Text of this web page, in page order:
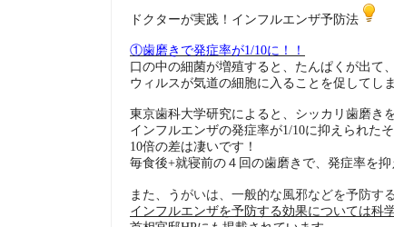
ドクターが実践！インフルエンザ予防法
①歯磨きで発症率が1/10に！！
口の中の細菌が増殖すると、たんぱくが出て、
ウィルスが気道の細胞に入ることを促してし
東京歯科大学研究によると、シッカリ歯磨き
インフルエンザの発症率が1/10に抑えられたそ
10倍の差は凄いです！
毎食後+就寝前の４回の歯磨きで、発症率を抑
また、う がいは、一般的な風邪などを予防す
インフルエンザを予防する効果については科